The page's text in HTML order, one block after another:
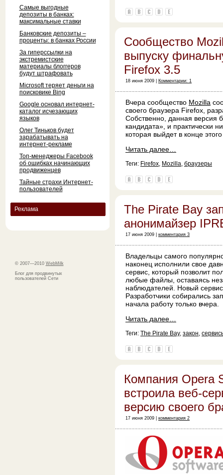
Самые выгодные
депозиты в банках:
максимальные ставки
Банковские депозиты –
проценты: в банках России
За гиперссылки на
экстремистские
материалы блоггеров
будут штрафовать
Microsoft теряет деньги на
поисковике Bing
Google основал интернет-
каталог исчезающих
языков
Олег Тиньков будет
зарабатывать на
интернет-рекламе
Топ-менеджеры Facebook
об ошибках начинающих
продвиженцев
Тайные страхи Интернет-
пользователей
Реклама
© 2007—2010 WebMilk
Блог для продвинутых
пользователей Сети
Сообщество
выпуску
Firefox 3.5
18 июня 2009 | Комментарии: 1
Вчера сообщество Mozilla
своего браузера Firefox,
Собственно, данная версия
кандидата», и практически
которая выйдет в конце
Читать далее…
Теги: Firefox, Mozilla, браузеры
The Pirate Bay
анонимайзер
17 июня 2009 | комментария 3
Владельцы самого
наконец исполнили свое
сервис, который позволит
любые файлы, оставаясь
наблюдателей. Новый
Разработчики собирались
начала работу только вчера.
Читать далее…
Теги: The Pirate Bay, закон,
Компания Opera
встроила веб-
версию своего
17 июня 2009 | комментария 2